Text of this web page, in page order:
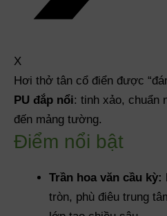
X
Hơi thở tân cổ điển được
PU đắp nổi: tinh xảo, chuẩn
đến mảng tường.
Điểm nổi bật
Trần hoa văn cầu kỳ:
tròn, phù điêu trung